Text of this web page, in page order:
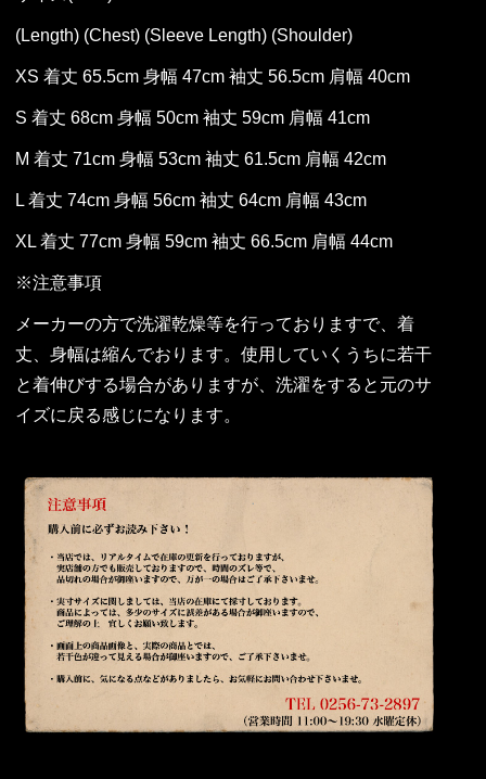
(Length) (Chest) (Sleeve Length) (Shoulder)
XS 着丈 65.5cm 身幅 47cm 袖丈 56.5cm 肩幅 40cm
S 着丈 68cm 身幅 50cm 袖丈 59cm 肩幅 41cm
M 着丈 71cm 身幅 53cm 袖丈 61.5cm 肩幅 42cm
L 着丈 74cm 身幅 56cm 袖丈 64cm 肩幅 43cm
XL 着丈 77cm 身幅 59cm 袖丈 66.5cm 肩幅 44cm
※注意事項
メーカーの方で洗濯乾燥等を行っておりますで、着
丈、身幅は縮んでおります。使用していくうちに若干
と着伸びする場合がありますが、洗濯をすると元のサ
イズに戻る感じになります。